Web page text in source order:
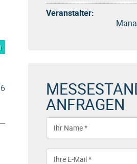
Veranstalter:
ANFRAGEN